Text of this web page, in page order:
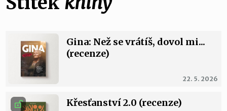
22. 5. 2026
Gina: Než se vrátíš, dovol mi...
(recenze)
Křesťanství 2.0 (recenze)